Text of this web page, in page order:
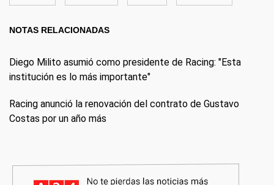
NOTAS RELACIONADAS
Diego Milito asumió como presidente de Racing: "Esta
institución es lo más importante"
Racing anunció la renovación del contrato de Gustavo
Costas por un año más